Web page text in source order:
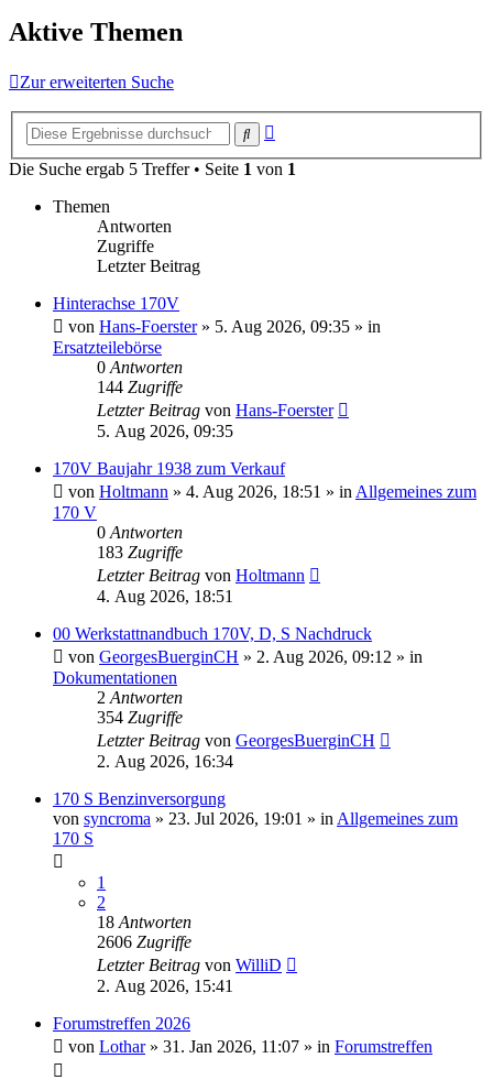
Aktive Themen
Zur erweiterten Suche
Suche
Die Suche ergab 5 Treffer • Seite 1 von 1
Themen
Antworten
Zugriffe
Letzter Beitrag
Hinterachse 170V
von Hans-Foerster» 5. Aug 2026, 09:35 » in
Ersatzteilebörse
0 Antworten
144 Zugriffe
Letzter Beitrag von Hans-Foerster
5. Aug 2026, 09:35
170V Baujahr 1938 zum Verkauf
von Holtmann » 4. Aug 2026, 18:51 » in Allgemeines zum
170 V
0 Antworten
183 Zugriffe
Letzter Beitrag von Holtmann
4. Aug 2026, 18:51
00 Werkstattnandbuch 170V, D, S Nachdruck
von GeorgesBuerginCH » 2. Aug 2026, 09:12 » in
Dokumentationen
2 Antworten
354 Zugriffe
Letzter Beitrag von GeorgesBuerginCH
2. Aug 2026, 16:34
170 S Benzinversorgung
von syncroma » 23. Jul 2026, 19:01 » in Allgemeines zum
170 S
1
2
18 Antworten
2606 Zugriffe
Letzter Beitrag von WilliD
2. Aug 2026, 15:41
Forumstreffen 2026
von Lothar» 31. Jan 2026, 11:07 » in Forumstreffen